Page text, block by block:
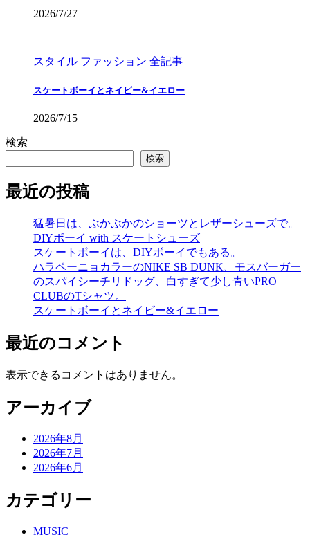
2026/7/27
スタイル ファッション 全記事
スケートボーイとネイビー&イエロー
2026/7/15
検索
検索
最近の投稿
猛暑日は、ぶかぶかのショーツとレザーシューズで。
DIYボーイ with スケートシューズ
スケートボーイは、DIYボーイでもある。
ハラペーニョカラーのNIKE SB DUNK、モスバーガー
のスパイシーチリドッグ、白すぎて少し青いPRO
CLUBのTシャツ。
スケートボーイとネイビー&イエロー
最近のコメント
表示できるコメントはありません。
アーカイブ
2026年8月
2026年7月
2026年6月
カテゴリー
MUSIC